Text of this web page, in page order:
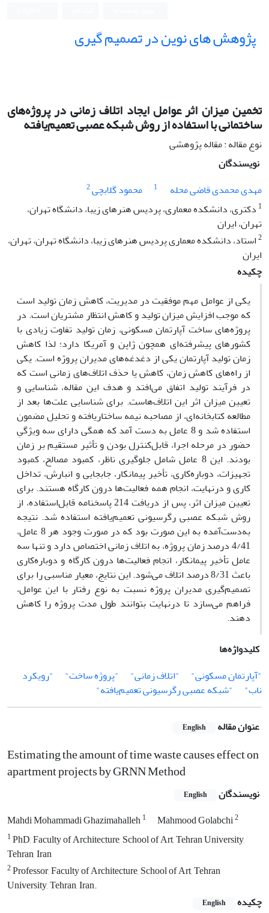
پژوهش های نوین در تصمیم گیری
تخمین میزان اثر عوامل ایجاد اتلاف زمانی در پروژه‌های
ساختمانی با استفاده از روش شبکه عصبی تعمیم‌یافته
نوع مقاله : مقاله پژوهشی
نویسندگان
مهدی محمدی قاضی محله
1 محمود گلابچی2
1 دکتری، دانشکده معماری، پردیس هنرهای زیبا، دانشگاه تهران،
تهران، ایران
2استاد، دانشکده معماری پردیس هنرهای زیبا، دانشگاه تهران، تهران،
ایران
چکیده
یکی از عوامل مهم موفقیت در مدیریت، کاهش زمان تولید است
که موجب افزایش میزان تولید و کاهش انتظار مشتریان است. در
پروژه‌های ساخت آپارتمان مسکونی، زمان تولید تفاوت زیادی با
کشورهای پیشرفته‌ای همچون ژاپن و آمریکا دارد؛ لذا کاهش
زمان تولید آپارتمان یکی از دغدغه‌های مدیران پروژه است. یکی
از راه‌های کاهش زمان، کاهش یا حذف اتلاف‌های زمانی است که
در فرآیند تولید اتفاق می‌افتد و هدف این مقاله، شناسایی و
تعیین میزان اثر این اتلاف‌هاست. برای شناسایی علت‌ها بعد از
مطالعه کتابخانه‌ای، از مصاحبه نیمه ساختاریافته و تحلیل مضمون
استفاده شد و 8 عامل به دست آمد که همگی دارای سه ویژگیِ
حضور در مرحله اجرا، قابل‌کنترل بودن و تأثیر مستقیم بر زمان
بودند. این 8 عامل شامل جلوگیری ناظر، کمبود مصالح، کمبود
تجهیزات، دوباره‌کاری، تأخیر پیمانکار، جابجایی و انبارش، تداخل
کاری و درنهایت، انجام همه فعالیت‌ها درون کارگاه هستند. برای
تعیین میزان اثر، پس از دریافت 214 پاسخنامه قابل‌استفاده، از
روش شبکه عصبی رگرسیونی تعمیم‌یافته استفاده شد. نتیجه
به‌دست‌آمده به این صورت بود که در صورت وجود هر 8 عامل،
4/41 درصد زمان پروژه، به اتلاف زمانی اختصاص دارد و تنها سه
عامل تأخیر پیمانکار، انجام فعالیت‌ها درون کارگاه و دوباره‌کاری
باعث 8/31 درصد اتلاف می‌شود. این نتایج، معیار مناسبی را برای
تصمیم‌گیری مدیران پروژه نسبت به نوع رفتار با این عوامل،
فراهم می‌سازد تا درنهایت بتوانند طول مدت پروژه را کاهش
دهند.
کلیدواژه‌ها
"آپارتمان مسکونی"
"اتلاف زمانی" "پروژه ساخت"
"رویکرد
ناب"
"شبکه عصبی رگرسیونی تعمیم‌یافته"
عنوان مقاله English
Estimating the amount of time waste causes effect on
apartment projects by GRNN Method
نویسندگان English
Mahdi Mohammadi Ghazimahalleh1 Mahmood Golabchi2
1PhD, Faculty of Architecture, School of Art, Tehran University,
Tehran, Iran
2Professor, Faculty of Architecture, School of Art, Tehran
University, Tehran, Iran.
چکیده
English